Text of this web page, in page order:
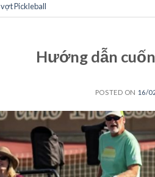
vợt Pickleball
Hướng dẫn
POSTED ON 16/